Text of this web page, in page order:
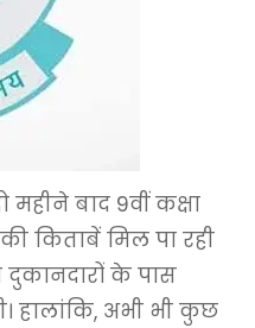
बाद 9वीं कक्षा
किताबें मिल पा रही
दुकानदारों के पास
हालांकि, अभी भी कुछ